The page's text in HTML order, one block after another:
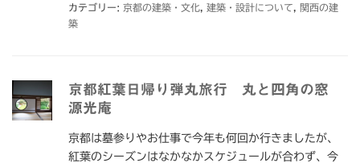
カテゴリー: 京都の建築・文化 建築・設計について
関西の建
築
京都紅葉日帰り弾丸旅行 丸と四角の窓
源光庵
京都は墓参りやお仕事で今年も何回か行きましたが、
紅葉のシーズンはなかなかスケジュールが合わず、今